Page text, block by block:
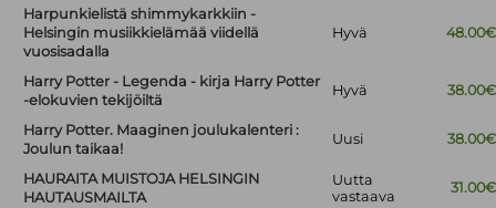
Harpunkielistä shimmykarkkiin -
Helsingin musiikkielämää viidellä
vuosisadalla
Hyvä 48.00€
Harry Potter - Legenda - kirja Harry Potter
-elokuvien tekijöiltä
Hyvä 38.00€
Harry Potter. Maaginen joulukalenteri :
Joulun taikaa!
Uusi 38.00€
HAURAITA MUISTOJA HELSINGIN
HAUTAUSMAILTA
Uutta
vastaava
31.00€